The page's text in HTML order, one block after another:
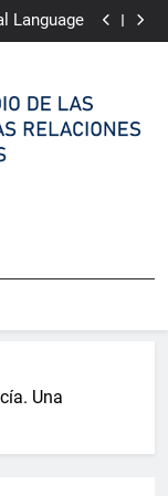
Language
Language
of Almería
ePRI4ALL
Y Las Relaciones
Una